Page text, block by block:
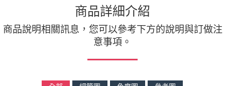
商品詳細介紹
商品說明相關訊息，您可以參考下方的說明與訂做注
意事項。